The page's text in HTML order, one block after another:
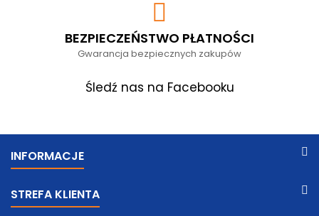
BEZPIECZEŃSTWO PŁATNOŚCI
Gwarancja bezpiecznych zakupów
Śledź nas na Facebooku
INFORMACJE
STREFA KLIENTA